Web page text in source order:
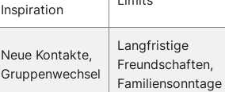
Inspiration
Neue Kontakte,
Gruppenwechsel
Langfristige
Freundschaften,
Familiensonntage